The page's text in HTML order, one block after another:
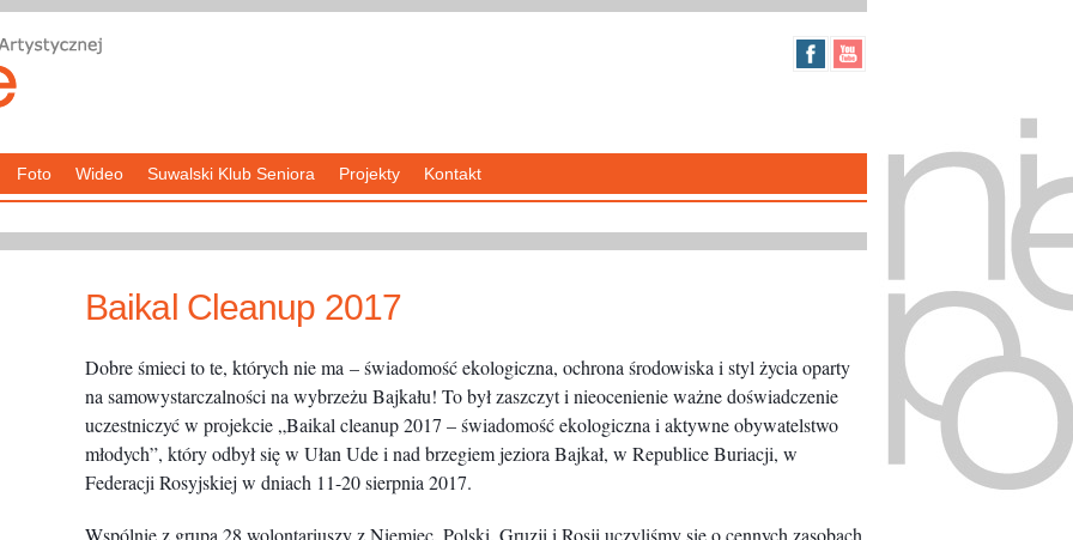
Foto Wideo Suwalski Klub Seniora Projekty Kontakt
Baikal Cleanup 2017
Dobre śmieci to te, których nie ma – świadomość ekologiczna, ochrona środowiska i styl życia oparty
na samowystarczalności na wybrzeżu Bajkału! To był zaszczyt i nieocenienie ważne doświadczenie
uczestniczyć w projekcie „Baikal cleanup 2017 – świadomość ekologiczna i aktywne obywatelstwo
młodych”, który odbył się w Ułan Ude i nad brzegiem jeziora Bajkał, w Republice Buriacji, w
Federacji Rosyjskiej w dniach 11-20 sierpnia 2017.
Wspólnie z grupą 28 wolontariuszy z Niemiec, Polski, Gruzji i Rosji uczyliśmy się o cennych zasobach